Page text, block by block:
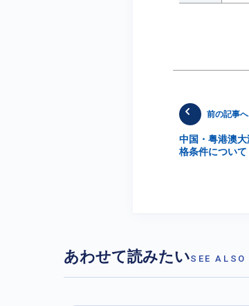
前の記事へ
中国・粤港澳
格条件について
あわせて読みたいSEE ALSO